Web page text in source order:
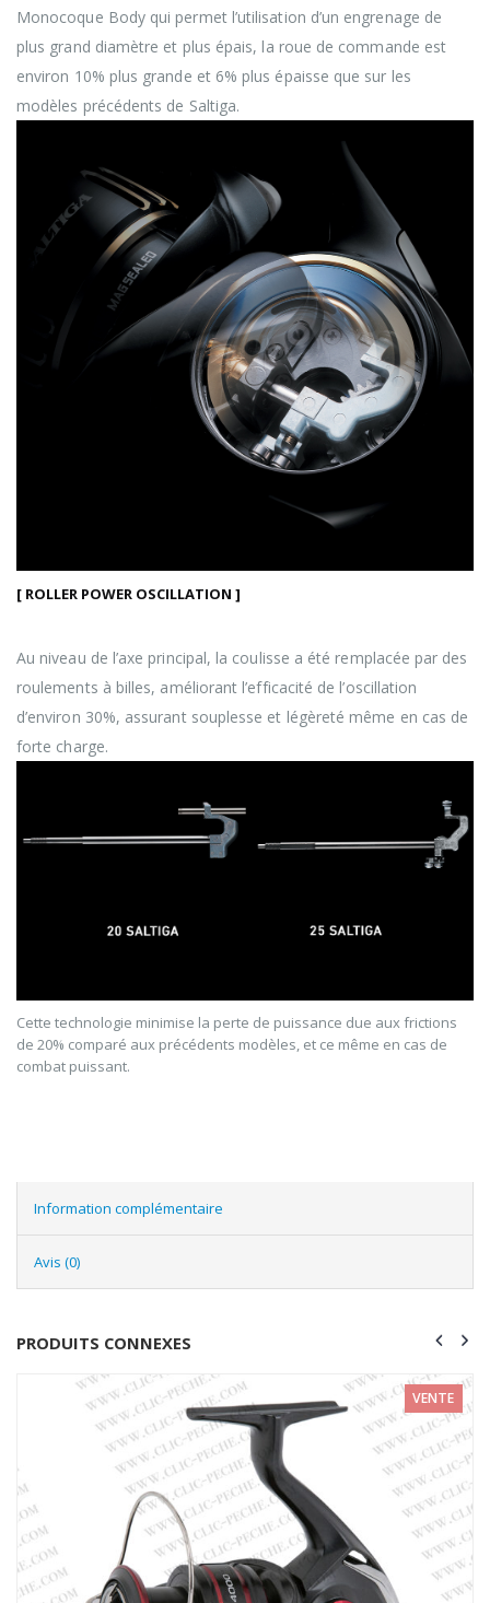
Monocoque Body qui permet l’utilisation d’un engrenage de
plus grand diamètre et plus épais, la roue de commande est
environ 10% plus grande et 6% plus épaisse que sur les
modèles précédents de Saltiga.
[ ROLLER POWER OSCILLATION ]
Au niveau de l’axe principal, la coulisse a été remplacée par des
roulements à billes, améliorant l’efficacité de l’oscillation
d’environ 30%, assurant souplesse et légèreté même en cas de
forte charge.
Cette technologie minimise la perte de puissance due aux frictions
de 20% comparé aux précédents modèles, et ce même en cas de
combat puissant.
Information complémentaire
Avis (0)
PRODUITS CONNEXES
VENTE